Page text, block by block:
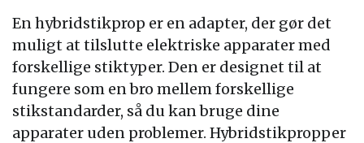
En hybridstikprop er en adapter, der gør det
muligt at tilslutte elektriske apparater med
forskellige stiktyper. Den er designet til at
fungere som en bro mellem forskellige
stikstandarder, så du kan bruge dine
apparater uden problemer. Hybridstikpropper